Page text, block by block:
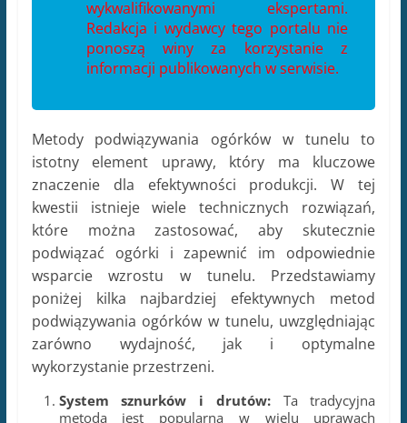
wykwalifikowanymi ekspertami.
Redakcja i wydawcy tego portalu nie
ponoszą winy za korzystanie z
informacji publikowanych w serwisie.
Metody podwiązywania ogórków w tunelu to
istotny element uprawy, który ma kluczowe
znaczenie dla efektywności produkcji. W tej
kwestii istnieje wiele technicznych rozwiązań,
które można zastosować, aby skutecznie
podwiązać ogórki i zapewnić im odpowiednie
wsparcie wzrostu w tunelu. Przedstawiamy
poniżej kilka najbardziej efektywnych metod
podwiązywania ogórków w tunelu, uwzględniając
zarówno wydajność, jak i optymalne
wykorzystanie przestrzeni.
System sznurków i drutów:Ta tradycyjna
metoda jest popularna w wielu uprawach